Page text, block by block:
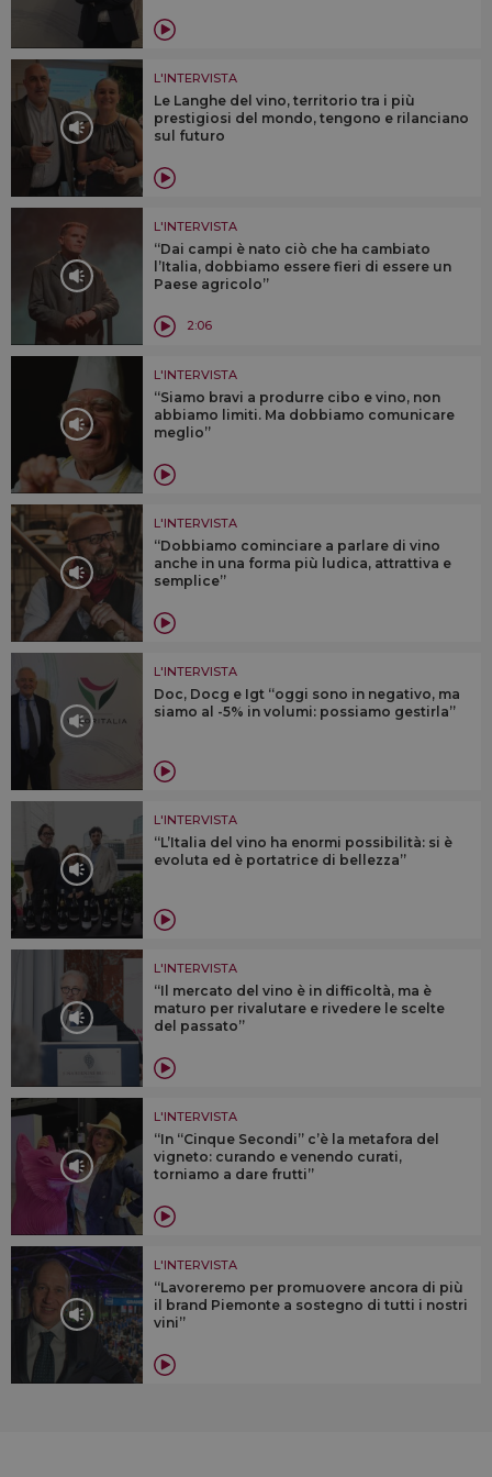
L'INTERVISTA
Le Langhe del vino, territorio tra i più
prestigiosi del mondo, tengono e rilanciano
sul futuro
L'INTERVISTA
“Dai campi è nato ciò che ha cambiato
l’Italia, dobbiamo essere fieri di essere un
Paese agricolo”
2:06
L'INTERVISTA
“Siamo bravi a produrre cibo e vino, non
abbiamo limiti. Ma dobbiamo comunicare
meglio”
L'INTERVISTA
“Dobbiamo cominciare a parlare di vino
anche in una forma più ludica, attrattiva e
semplice”
L'INTERVISTA
Doc, Docg e Igt “oggi sono in negativo, ma
siamo al -5% in volumi: possiamo gestirla”
L'INTERVISTA
“L’Italia del vino ha enormi possibilità: si è
evoluta ed è portatrice di bellezza”
L'INTERVISTA
“Il mercato del vino è in difficoltà, ma è
maturo per rivalutare e rivedere le scelte
del passato”
L'INTERVISTA
“In “Cinque Secondi” c’è la metafora del
vigneto: curando e venendo curati,
torniamo a dare frutti”
L'INTERVISTA
“Lavoreremo per promuovere ancora di più
il brand Piemonte a sostegno di tutti i nostri
vini”